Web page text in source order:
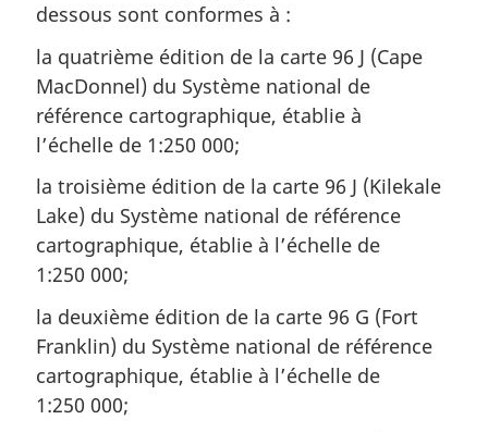
dessous sont conformes à :
la quatrième édition de la carte 96 J (Cape
MacDonnel) du Système national de
référence cartographique, établie à
l’échelle de 1:250 000;
la troisième édition de la carte 96 J (Kilekale
Lake) du Système national de référence
cartographique, établie à l’échelle de
1:250 000;
la deuxième édition de la carte 96 G (Fort
Franklin) du Système national de référence
cartographique, établie à l’échelle de
1:250 000;